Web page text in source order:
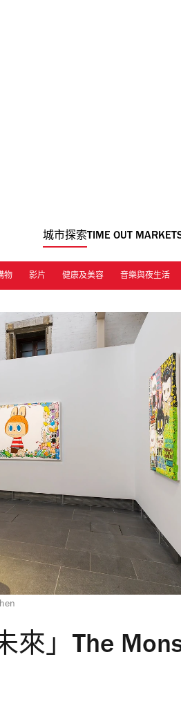
城市探索TIME OUT
物 影片 健康及美容 音樂與夜生活
來」The